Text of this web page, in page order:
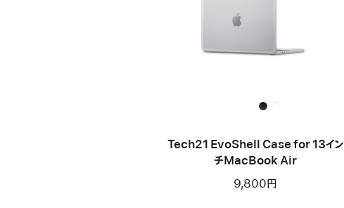
Tech21 EvoShell Case for 13イン
チMacBook Air
9,800円